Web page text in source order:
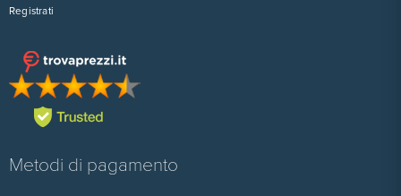
Registrati
Metodi di pagamento